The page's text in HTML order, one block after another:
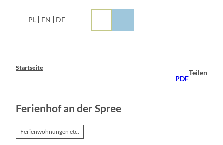
PL EN DE
Startseite
PDF
Teilen
Ferienhof an der Spree
Ferienwohnungen etc.